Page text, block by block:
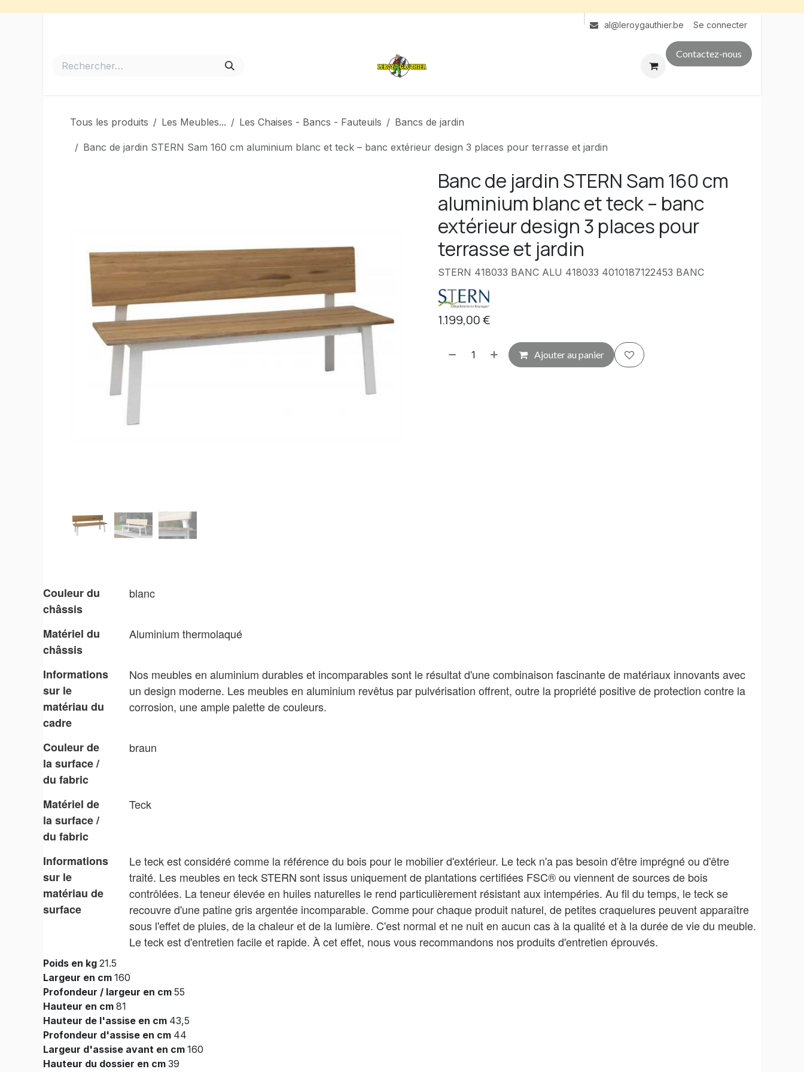
al@leroygauthier.be Se connecter
Contactez-nous
Tous les produits Les Meubles... Les Chaises - Bancs - Fauteuils Bancs de jardin
Banc de jardin STERN Sam 160 cm aluminium blanc et teck – banc extérieur design 3 places pour terrasse et jardin
Banc de jardin STERN Sam 160 cm
aluminium blanc et teck – banc
extérieur design 3 places pour
terrasse et jardin
STERN 418033 BANC ALU 418033 4010187122453 BANC
1.199,00€
Ajouter au panier
Couleur du
châssis
blanc
Matériel du
châssis
Aluminium thermolaqué
Informations
sur le
matériau du
cadre
Nos meubles en aluminium durables et incomparables sont le résultat d'une combinaison fascinante de matériaux innovants avec
un design moderne. Les meubles en aluminium revêtus par pulvérisation offrent, outre la propriété positive de protection contre la
corrosion, une ample palette de couleurs.
Couleur de
la surface /
du fabric
braun
Matériel de
la surface /
du fabric
Teck
Informations
sur le
matériau de
surface
Le teck est considéré comme la référence du bois pour le mobilier d'extérieur. Le teck n'a pas besoin d'être imprégné ou d'être
traité. Les meubles en teck STERN sont issus uniquement de plantations certifiées FSC® ou viennent de sources de bois
contrôlées. La teneur élevée en huiles naturelles le rend particulièrement résistant aux intempéries. Au fil du temps, le teck se
recouvre d'une patine gris argentée incomparable. Comme pour chaque produit naturel, de petites craquelures peuvent apparaître
sous l'effet de pluies, de la chaleur et de la lumière. C'est normal et ne nuit en aucun cas à la qualité et à la durée de vie du meuble.
Le teck est d'entretien facile et rapide. À cet effet, nous vous recommandons nos produits d'entretien éprouvés.
Poids en kg 21.5
Largeur en cm 160
Profondeur / largeur en cm 55
Hauteur en cm 81
Hauteur de l'assise en cm 43,5
Profondeur d'assise en cm 44
Largeur d'assise avant en cm 160
Hauteur du dossier en cm 39